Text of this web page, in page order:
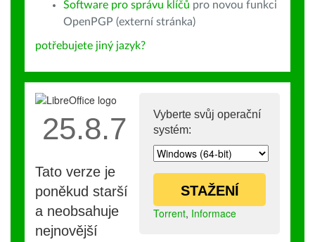
Software pro správu klíčů pro novou funkci
OpenPGP (externí stránka)
potřebujete jiný jazyk?
Vyberte svůj operační
systém:
STAŽENÍ
Torrent, Informace
25.8.7
Tato verze je
poněkud starší
a neobsahuje
nejnovější